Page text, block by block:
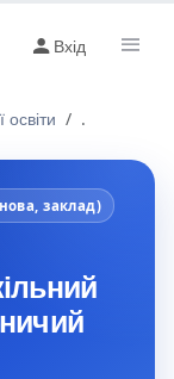
Вхід
.
заклад)